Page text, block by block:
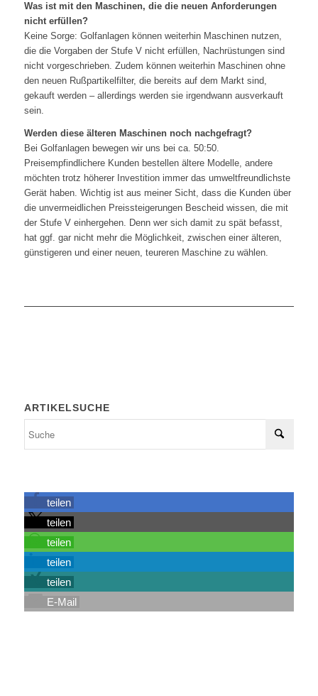
Was ist mit den Maschinen, die die neuen Anforderungen
nicht erfüllen?
Keine Sorge: Golfanlagen können weiterhin Maschinen nutzen,
die die Vorgaben der Stufe V nicht erfüllen, Nachrüstungen sind
nicht vorgeschrieben. Zudem können weiterhin Maschinen ohne
den neuen Rußpartikelfilter, die bereits auf dem Markt sind,
gekauft werden – allerdings werden sie irgendwann ausverkauft
sein.
Werden diese älteren Maschinen noch nachgefragt?
Bei Golfanlagen bewegen wir uns bei ca. 50:50.
Preisempfindlichere Kunden bestellen ältere Modelle, andere
möchten trotz höherer Investition immer das umweltfreundlichste
Gerät haben. Wichtig ist aus meiner Sicht, dass die Kunden über
die unvermeidlichen Preissteigerungen Bescheid wissen, die mit
der Stufe V einhergehen. Denn wer sich damit zu spät befasst,
hat ggf. gar nicht mehr die Möglichkeit, zwischen einer älteren,
günstigeren und einer neuen, teureren Maschine zu wählen.
ARTIKELSUCHE
teilen
teilen
teilen
teilen
teilen
E-Mail